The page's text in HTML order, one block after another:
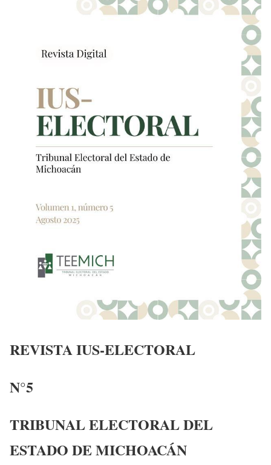
REVISTA IUS-ELECTORAL
N°5
TRIBUNAL ELECTORAL DEL
ESTADO DE MICHOACÁN